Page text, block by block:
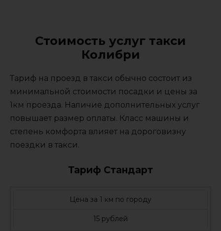
Стоимость услуг такси
Колибри
Тариф на проезд в такси обычно состоит из
минимальной стоимости посадки и цены за
1км проезда. Наличие дополнительных услуг
повышает размер оплаты. Класс машины и
степень комфорта влияет на дороговизну
поездки в такси.
Тариф Стандарт
Цена за 1 км по городу
15 рублей